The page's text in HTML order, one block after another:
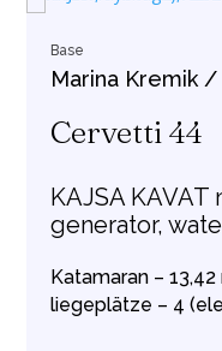
Base
Marina Kremik
Cervetti 44
KAJSA KAVAT
generator,
Katamaran – 13,42
liegeplätze – 4